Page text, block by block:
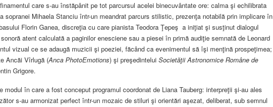
care s-au înstăpânit pe tot parcursul acelei binecuvântate ore: calma şi echilibrata
sopranei Mihaela Stanciu într-un meandrat parcurs stilistic, prezenţa notabilă prin implicare în
Florin Ganea, discreţia cu care pianista Teodora Ţepeş a iniţiat şi susţinut dialogul
atent calculată a paginilor enesciene sau a piesei în primă audiţie semnată de Leonard
vizual ce se adaugă muzicii şi poeziei, făcând ca evenimentul să îşi menţină prospeţimea;
Ancăi Vîrlugă (Anca PhotoEmotions) şi preşedinteluiSocietăţii Astronomice Române de
Grigore.
modul în care a fost conceput programul coordonat de Liana Tauberg: interpreţii şi-au ales
s-au armonizat perfect într-un mozaic de stiluri şi orientări aşezat, deliberat, sub semnul